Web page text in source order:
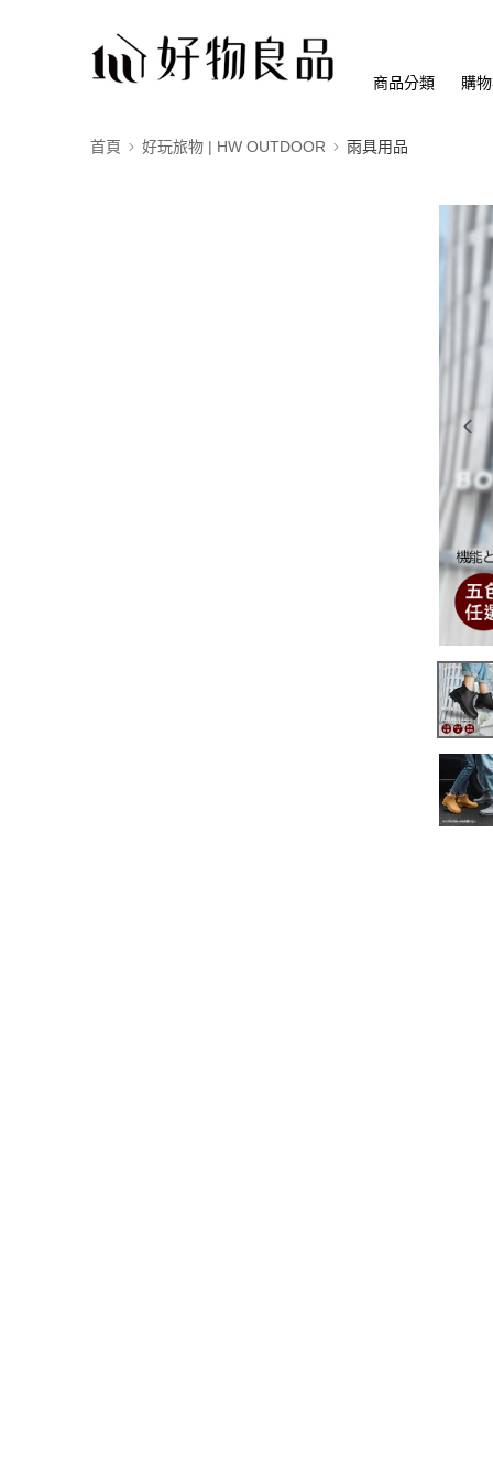
商品分類 購
首頁 好玩旅物 | HW OUTDOOR 雨具用品